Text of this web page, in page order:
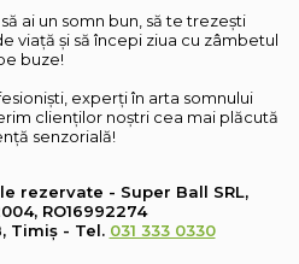
ai un somn bun, să te trezești
viață și să începi ziua cu zâmbetul
buze!
experți în arta somnului
clienților noștri cea mai plăcută
senzorială!
rezervate - Super Ball SRL,
RO16992274
Timiș - Tel. 031 333 0330